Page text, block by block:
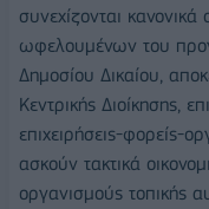
συνεχίζονται
ωφελουμένων του
Δημοσίου Δικαίου,
Κεντρικής Διοίκησης,
επιχειρήσεις-φορείς-
ασκούν τακτικά
οργανισμούς τοπικής